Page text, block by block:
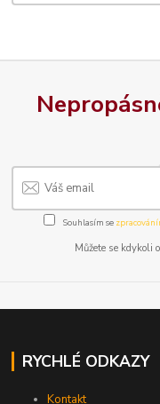
Souhlasím se
Můžete se
RYCHLÉ ODKAZY
Kontakt